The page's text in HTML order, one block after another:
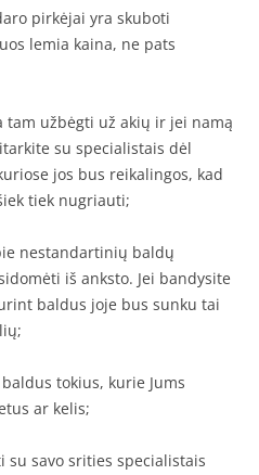
pirkėjai yra skuboti
lemia kaina, ne pats
užbėgti už akių ir jei namą
su specialistais dėl
jos bus reikalingos, kad
tiek nugriauti;
nestandartinių baldų
iš anksto. Jei bandysite
baldus joje bus sunku tai
tokius, kurie Jums
ar kelis;
su savo srities specialistais